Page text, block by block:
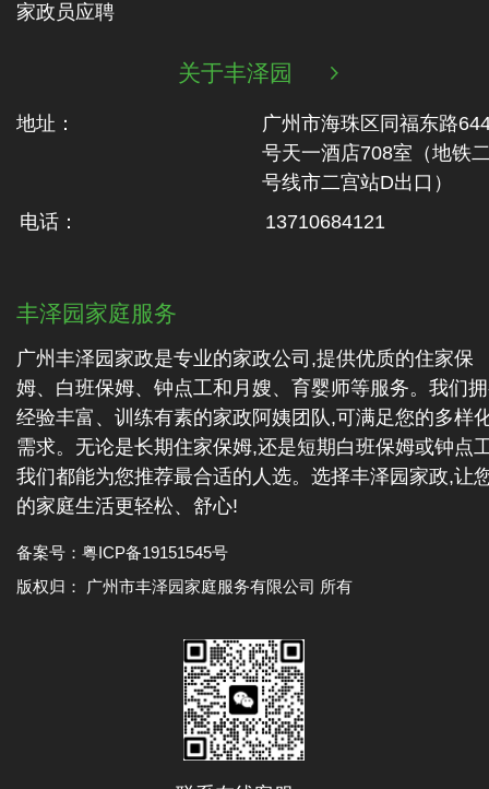
家政员应聘
关于丰泽园 
地址：
广州市海珠区同福东路
号天一酒店708室（地铁‬
号线市二‬宫站D出口）
电话：
13710684121
丰泽园家庭服务
广州丰泽园家政是专业的家政公司,提供优质的住家保
姆、白班保姆、钟点工和月嫂、育婴师等服务。我们
经验丰富、训练有素的家政阿姨团队,可满足您的多样
需求。无论是长期住家保姆,还是短期白班保姆或钟点
我们都能为您推荐最合适的人选。选择丰泽园家政,让
的家庭生活更轻松、舒心!
备案号： 粤ICP备19151545号
版权归： 广州市丰泽园家庭服务有限公司 所有